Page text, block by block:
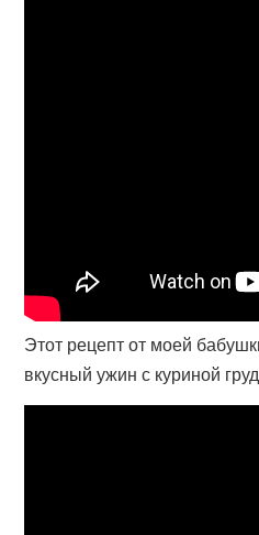
Этот рецепт от моей
вкусный ужин с куриной